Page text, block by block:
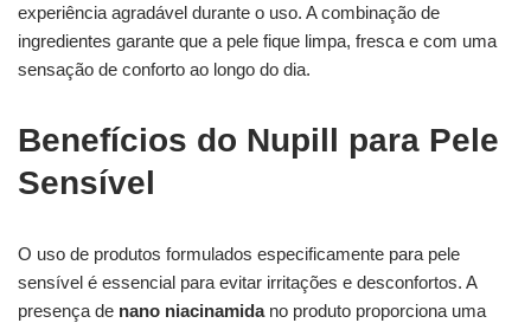
experiência agradável durante o uso. A combinação de
ingredientes garante que a pele fique limpa, fresca e com uma
sensação de conforto ao longo do dia.
Benefícios do Nupill para Pele
Sensível
O uso de produtos formulados especificamente para pele
sensível é essencial para evitar irritações e desconfortos. A
presença de nano niacinamidano produto proporciona uma